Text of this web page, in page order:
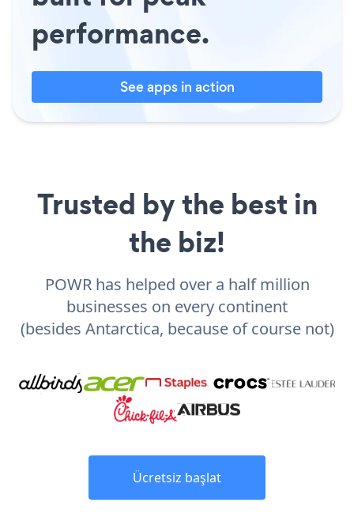
performance.
See apps in action
Trusted by the best in
the biz!
POWR has helped over a half million
businesses on every continent
(besides Antarctica, because of course not)
Ücretsiz başlat